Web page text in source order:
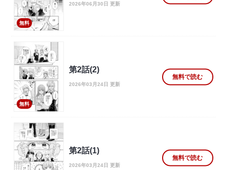
無料
2026年06月30日 更新
無料
第2話(2)
2026年03月24日 更新
無料で読む
第2話(1)
2026年03月24日 更新
無料で読む